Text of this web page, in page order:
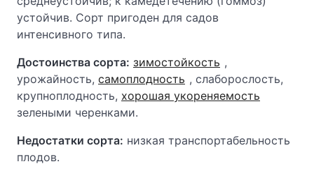
устойчив. Сорт пригоден для садов
интенсивного типа.
Достоинства сорта: зимостойкость ,
урожайность, самоплодность , слаборослость,
крупноплодность, хорошая укореняемость
зелеными черенками.
Недостатки сорта: низкая транспортабельность
плодов.